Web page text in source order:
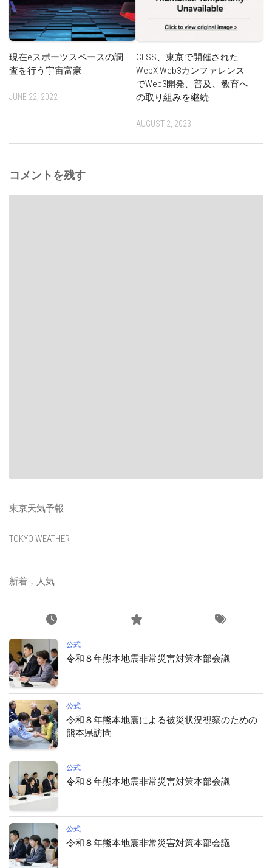
現在eスポーツスペースの調
査を行う宇宙富豪
JUNE 22, 2022
CESS、東京で開催された
WebX Web3カンファレンス
でWeb3開発、普及、教育へ
の取り組みを継続
AUGUST 2, 2023
コメントを残す
東京天気予報
TOKYO WEATHER
新着，人気
公式
令和８年熊本地震非常災害対策本部会議
公式
令和８年熊本地震による被災状況視察のための
熊本県訪問
公式
令和８年熊本地震非常災害対策本部会議
公式
令和８年熊本地震非常災害対策本部会議